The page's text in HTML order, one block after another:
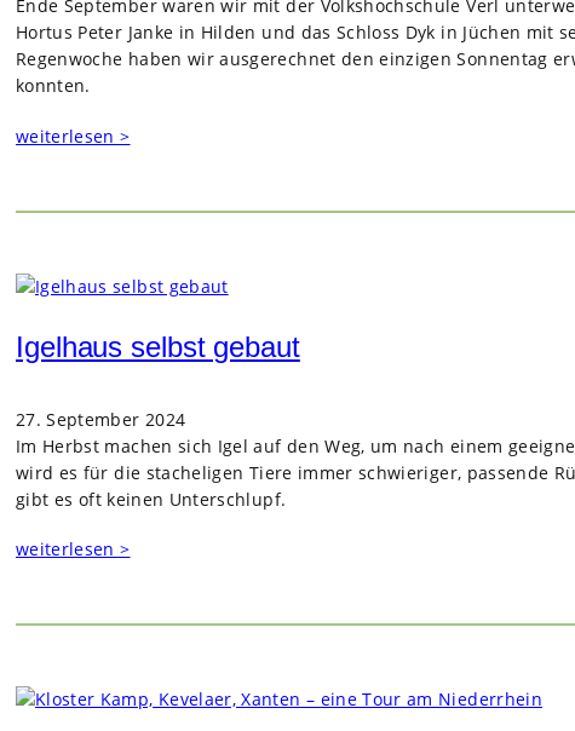
Ende September waren wir mit der Volkshochschule Verl
Hortus Peter Janke in Hilden und das Schloss Dyk in Jüchen mit
Regenwoche haben wir ausgerechnet den einzigen Sonnentag
konnten.
weiterlesen >
Igelhaus selbst gebaut
27. September 2024
Im Herbst machen sich Igel auf den Weg, um nach einem
wird es für die stacheligen Tiere immer schwieriger, passende
gibt es oft keinen Unterschlupf.
weiterlesen >